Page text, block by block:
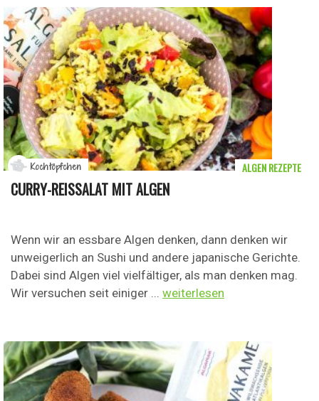
CURRY-REISSALAT MIT ALGEN
Wenn wir an essbare Algen denken, dann denken wir
unweigerlich an Sushi und andere japanische Gerichte.
Dabei sind Algen viel vielfältiger, als man denken mag.
Wir versuchen seit einiger ... weiterlesen
ALGEN REZEPTE
Kochtöpfchen